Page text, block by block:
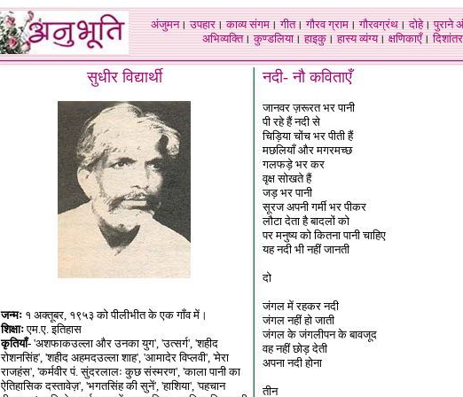
अंजुमन।उपहार।काव्य संगम।गीत।गौरव ग्राम।गौरवग्रंथ।दोहे।पुराने
अभिव्यक्ति।कुण्डलिया।हाइकु।हास्य व्यंग्य।क्षणिकाएँ।दिशांतर
सुधीर विद्यार्थी
जन्मः १ अक्तूबर, १९५३ को पीलीभीत के एक गाँव में।
शिक्षाःएम.ए. इतिहास
कृतियाँ- 'अशफाकउल्ला और उनका युग', 'उत्सर्ग', 'शहीद
रोशनसिंह', 'शहीद अहमदउल्ला शाह', 'आमादेर विप्लवी', 'मेरा
राजहंस', 'कर्मवीर पं. सुंदरलालः कुछ संस्मरण', 'काला पानी का
ऐतिहासिक दस्तावेज़', 'भगतसिंह की सुनें', 'हाशिया', 'पहचान
नदी- नौ कविताएँ
जानवर ज़रूरत भर पानी
पी रहे हैं नदी से
चिड़िया चोंच भर पीती हैं
मछलियाँ और मगरमच्छ
गलफड़े भर कर
वृक्ष सोखते हैं
जड़ भर पानी
सूरज अपनी गर्मी भर पीकर
लौटा देता है बादलों को
पर मनुष्य को कितना पानी चाहिए
यह नदी भी नहीं जानती
दो
जंगल में रहकर नदी
जंगल नहीं हो जाती
जंगल के जंगलीपन के बावजूद
वह नहीं छोड़ देती
अपना नदी होना
तीन